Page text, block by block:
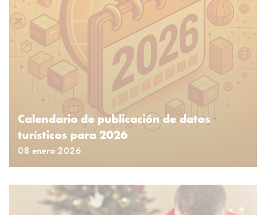
Calendario de publicación de datos
turísticos para 2026
08 enero 2026